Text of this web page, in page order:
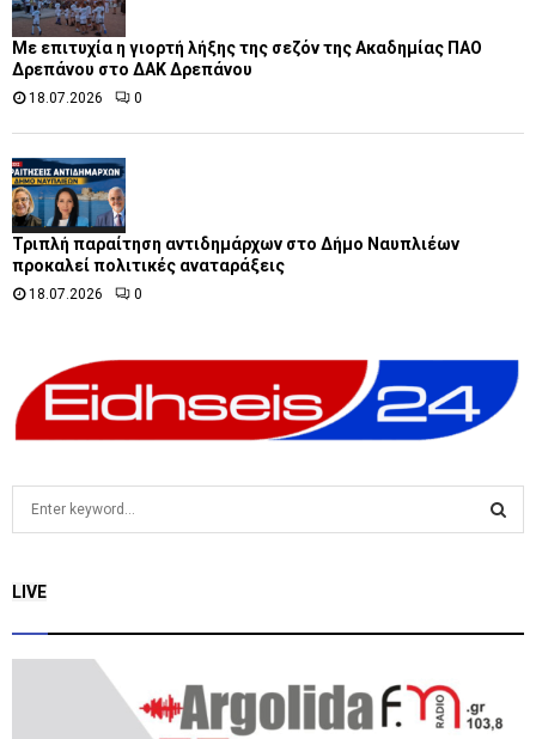
Με επιτυχία η γιορτή λήξης της σεζόν της Ακαδημίας ΠΑΟ
Δρεπάνου στο ΔΑΚ Δρεπάνου
18.07.2026 0
Τριπλή παραίτηση αντιδημάρχων στο Δήμο Ναυπλιέων
προκαλεί πολιτικές αναταράξεις
18.07.2026 0
cLIVE